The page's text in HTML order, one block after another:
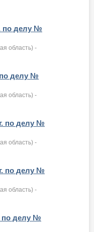
по делу №
область) -
по делу №
область) -
по делу №
область) -
по делу №
область) -
по делу №